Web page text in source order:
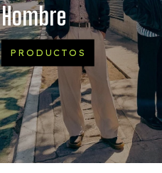
Hombre
PRODUCTOS